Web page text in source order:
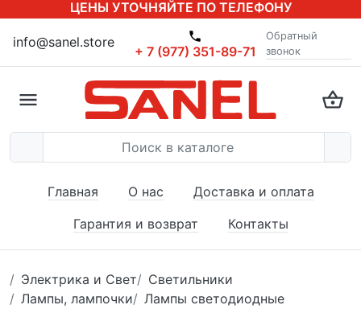
ЦЕНЫ УТОЧНЯЙТЕ ПО ТЕЛЕФОНУ
info@sanel.store
+ 7 (977) 351-89-71
Обратный
звонок
Главная О нас
Доставка и оплата
Гарантия и возврат
Контакты
Электрика и Свет
Светильники
Лампы, лампочки
Лампы светодиодные